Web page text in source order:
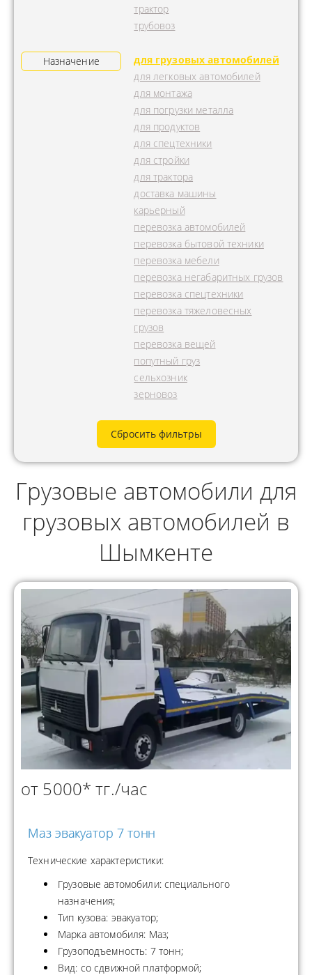
трактор
трубовоз
Назначение
для грузовых автомобилей
для легковых автомобилей
для монтажа
для погрузки металла
для продуктов
для спецтехники
для стройки
для трактора
доставка машины
карьерный
перевозка автомобилей
перевозка бытовой техники
перевозка мебели
перевозка негабаритных грузов
перевозка спецтехники
перевозка тяжеловесных
грузов
перевозка вещей
попутный груз
сельхозник
зерновоз
Сбросить фильтры
Грузовые автомобили для
грузовых автомобилей в
Шымкенте
от 5000* тг./час
Маз эвакуатор 7 тонн
Технические характеристики:
Грузовые автомобили: специального
назначения;
Тип кузова: эвакуатор;
Марка автомобиля: Маз;
Грузоподъемность: 7 тонн;
Вид: со сдвижной платформой;